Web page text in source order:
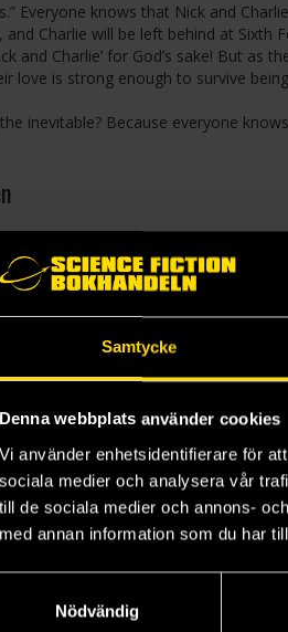
Samtycke
Denna webbplats använder cookies
Vi använder enhetsidentifierare för
sociala medier och analysera vår
till de sociala medier och annons-
med annan information som du har
Nödvändig
Everyone knows that Nick and
Charlie will be left behind at Sixth
and Charlie’ for God’s sake! But
love is strong enough to survive
inevitable? Because everyone